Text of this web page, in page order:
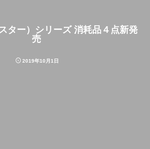
ター）シリーズ 消耗品４点新発
売
2019年10月1日